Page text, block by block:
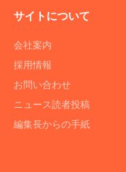
サイトについて
会社案内
採用情報
お問い合わせ
ニュース読者投稿
編集長からの手紙